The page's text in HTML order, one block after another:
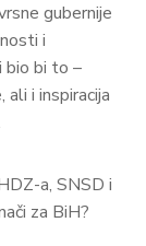
gubernije
i
bio bi to –
i inspiracija
a, SNSD i
za BiH?